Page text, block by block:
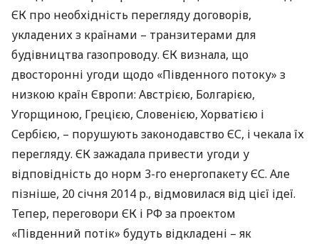
ЄК про необхідність перегляду договорів,
укладених з країнами – транзитерами для
будівництва газопроводу. ЄК визнала, що
двосторонні угоди щодо «Південного потоку» з
низкою країн Європи: Австрією, Болгарією,
Угорщиною, Грецією, Словенією, Хорватією і
Сербією, – порушують законодавство ЄС, і чекала їх
перегляду. ЄК зажадала привести угоди у
відповідність до норм 3-го енергопакету ЄС. Але
пізніше, 20 січня 2014 р., відмовилася від цієї ідеї.
Тепер, переговори ЄК і РФ за проектом
«Південний потік» будуть відкладені – як